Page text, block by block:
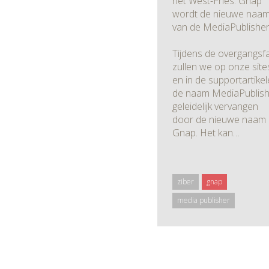
wordt de nieuwe naam
van de
Tijdens de
zullen we op onze
en in de
de naam
geleidelijk vervangen
door de nieuwe naam
Gnap. Het kan…
ziber
gnap
media publisher